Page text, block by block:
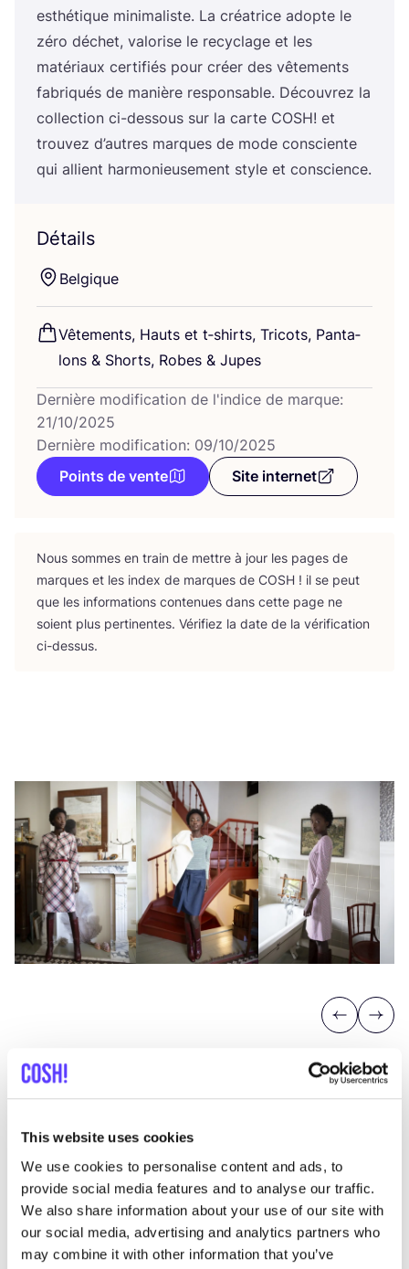
This website uses cookies
We use cookies to personalise content and ads, to
provide social media features and to analyse our traffic.
We also share information about your use of our site with
our social media, advertising and analytics partners who
may combine it with other information that you’ve
esthé­tique mini­ma­liste. La créa­trice adopte le
zéro déchet, valo­rise le recy­clage et les
maté­riaux cer­ti­fiés pour créer des vête­ments
fabri­qués de manière res­pon­sable. Décou­vrez la
col­lec­tion ci-des­sous sur la carte COSH! et
trou­vez d’autres marques de mode consciente
qui allient har­mo­nieu­se­ment style et conscience.
Détails
Bel­gique
Vête­ments, Hauts et t‑shirts, Tri­cots, Pan­ta­
lons & Shorts, Robes & Jupes
Dernière modification de l'indice de marque:
21/10/2025
Dernière modification: 09/10/2025
Points de vente
Site internet
Nous sommes en train de mettre à jour les pages de
marques et les index de marques de COSH ! il se peut
que les infor­ma­tions conte­nues dans cette page ne
soient plus per­ti­nentes. Véri­fiez la date de la véri­fi­ca­tion
ci-dessus.
Previous
Next
Découvrez où acheter Valérie
Berckmans